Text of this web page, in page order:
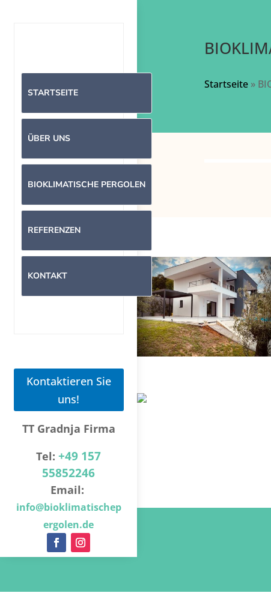
STARTSEITE
ÜBER UNS
BIOKLIMATISCHE PERGOLEN
REFERENZEN
KONTAKT
Kontaktieren Sie
uns!
TT Gradnja Firma
Tel: +49 157
55852246
Email:
info@bioklimatischep
ergolen.de
Startseite »